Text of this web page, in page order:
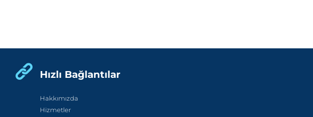
Hızlı Bağlantılar
Hakkımızda
Hizmetler